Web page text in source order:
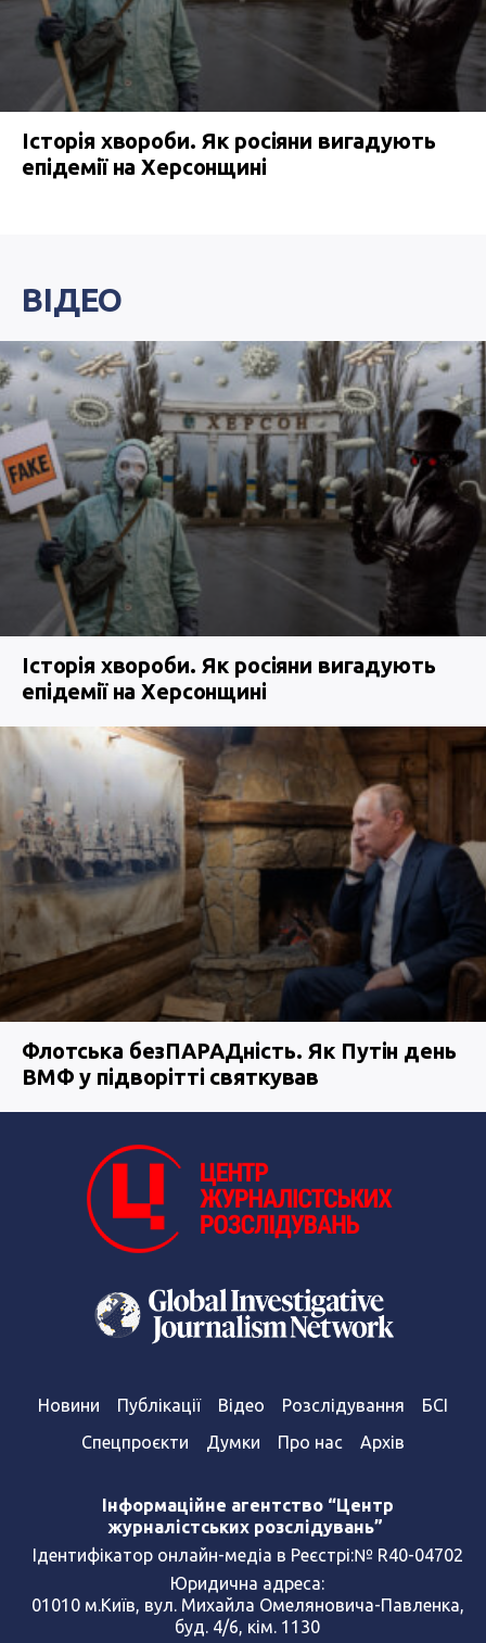
Історія хвороби. Як росіяни вигадують
епідемії на Херсонщині
ВІДЕО
Історія хвороби. Як росіяни вигадують
епідемії на Херсонщині
Флотська безПАРАДність. Як Путін день
ВМФ у підворітті святкував
Новини Публікації Відео Розслідування
БСІ
Спецпроєкти
Думки Про нас Архів
Інформаційне агентство “Центр
журналістських розслідувань”
Ідентифікатор онлайн-медіа в Реєстрі:№ R40-04702
Юридична адреса:
01010 м.Київ, вул. Михайла Омеляновича-Павленка,
буд. 4/6, кім. 1130